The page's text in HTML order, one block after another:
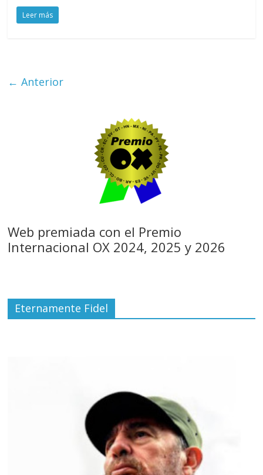
Leer más
← Anterior
Web premiada con el Premio
Internacional OX 2024, 2025 y 2026
Eternamente Fidel